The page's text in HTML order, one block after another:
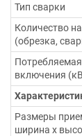
Тип сварки
Количество
(обрезка,
включения
Размеры
ширина х